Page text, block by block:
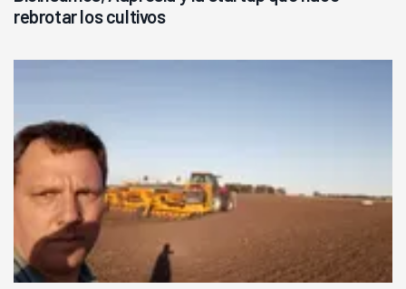
rebrotar los cultivos